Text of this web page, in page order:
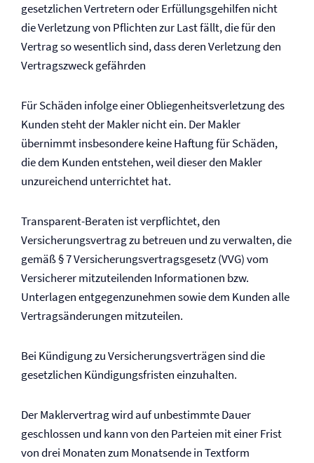
gesetzlichen Vertretern oder Erfüllungsgehilfen nicht
die Verletzung von Pflichten zur Last fällt, die für den
Vertrag so wesentlich sind, dass deren Verletzung den
Vertragszweck gefährden
Für Schäden infolge einer Obliegenheits­verletzung des
Kunden steht der Makler nicht ein. Der Makler
übernimmt insbesondere keine Haftung für Schäden,
die dem Kunden entstehen, weil dieser den Makler
unzureichend unterrichtet hat.
Transparent-Beraten ist verpflichtet, den
Versicherungsvertrag zu betreuen und zu verwalten, die
gemäß § 7 Versicherungs­vertrags­gesetz (VVG) vom
Versicherer mitzuteilenden Informationen bzw.
Unterlagen entgegenzunehmen sowie dem Kunden alle
Vertragsänderungen mitzuteilen.
Bei Kündigung zu Versicherungsverträgen sind die
gesetzlichen Kündigungsfristen einzuhalten.
Der Maklervertrag wird auf unbestimmte Dauer
geschlossen und kann von den Parteien mit einer Frist
von drei Monaten zum Monatsende in Textform